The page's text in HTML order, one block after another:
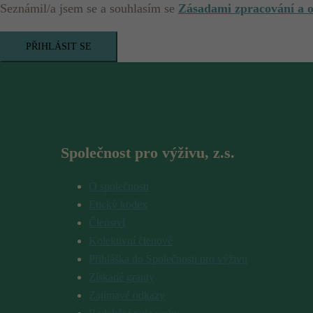
Seznámil/a jsem se a souhlasím se Zásadami zpracování a
PŘIHLÁSIT SE
Společnost pro výživu, z.s.